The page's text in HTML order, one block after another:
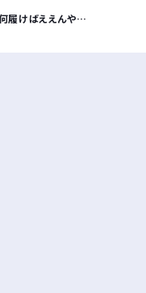
何履けばええんや…